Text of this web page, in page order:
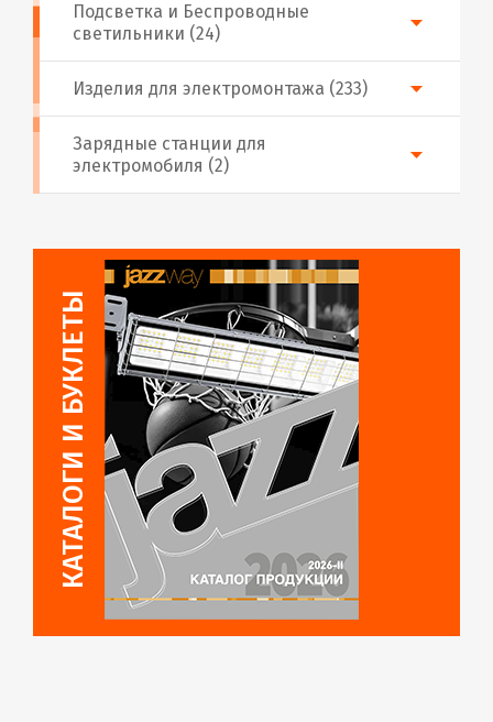
Подсветка и Беспроводные
светильники (24)
Изделия для электромонтажа (233)
Зарядные станции для
электромобиля (2)